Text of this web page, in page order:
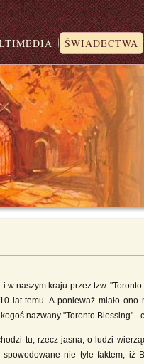
ŚWIADECTWA
naszym kraju przez tzw.
lat temu. A ponieważ miało
nazwany "Toronto Blessing" -
tu, rzecz jasna, o ludzi
nie tyle faktem, iż